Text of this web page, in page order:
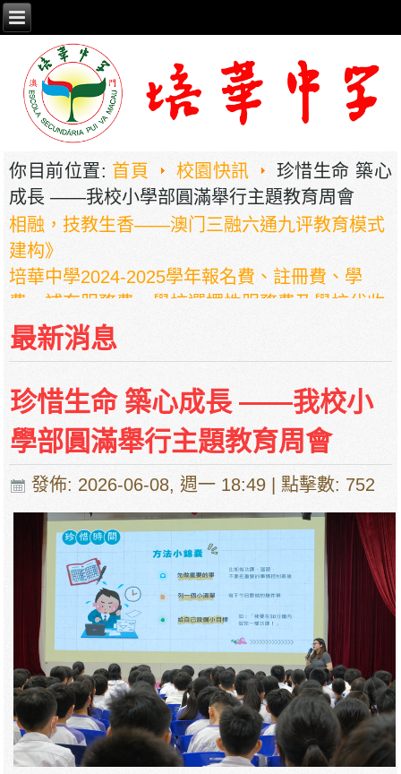
你目前位置: 首頁 校園快訊
珍惜生命 築心
成長 ——我校小學部圓滿舉行主題教育周會
2026年职业教育国家教学成果奖申报——《普职
相融，技教生香——澳门三融六通九评教育模式
建构》
培華中學2024-2025學年報名費、註冊費、學
費、補充服務費、學校選擇性服務費及學校代收
培華中學收費項目一覽表
最新消息
珍惜生命 築心成長 ——我校小
學部圓滿舉行主題教育周會
發佈: 2026-06-08, 週一 18:49 | 點擊數: 752